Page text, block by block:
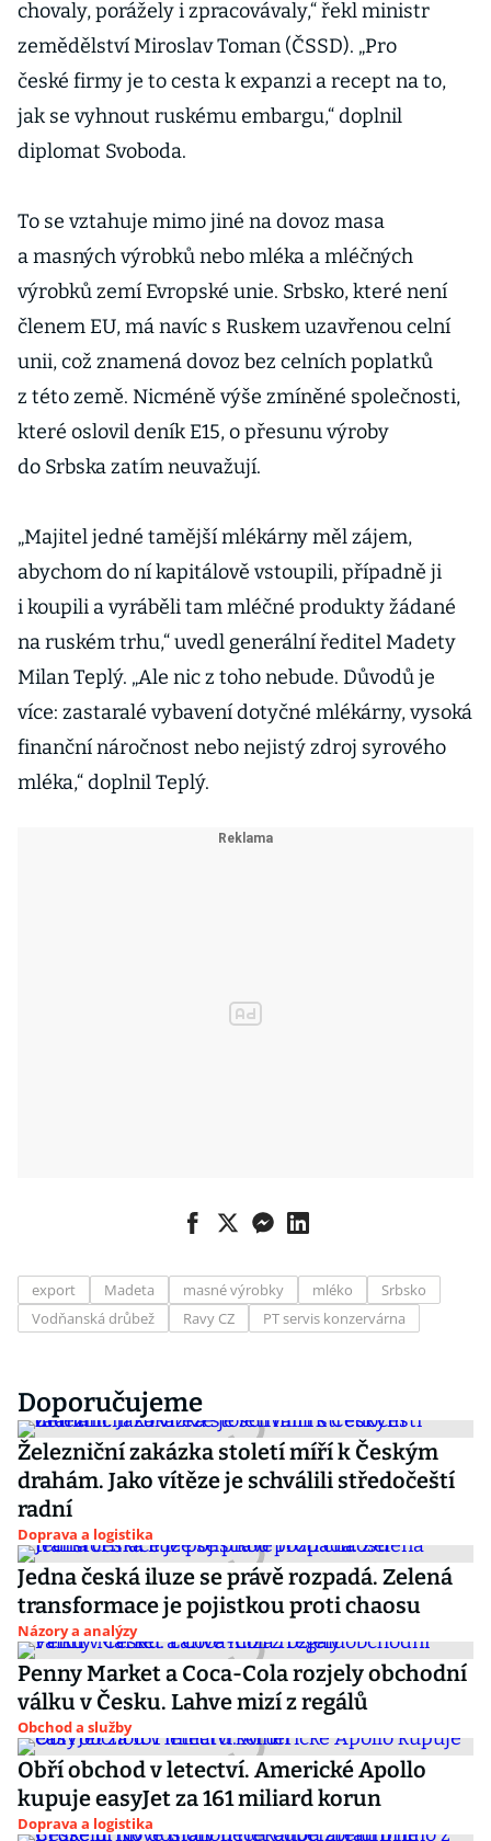
chovaly, porážely i zpracovávaly,“ řekl ministr
zemědělství Miroslav Toman (ČSSD). „Pro
české firmy je to cesta k expanzi a recept na to,
jak se vyhnout ruskému embargu,“ doplnil
diplomat Svoboda.
To se vztahuje mimo jiné na dovoz masa
a masných výrobků nebo mléka a mléčných
výrobků zemí Evropské unie. Srbsko, které není
členem EU, má navíc s Ruskem uzavřenou celní
unii, což znamená dovoz bez celních poplatků
z této země. Nicméně výše zmíněné společnosti,
které oslovil deník E15, o přesunu výroby
do Srbska zatím neuvažují.
„Majitel jedné tamější mlékárny měl zájem,
abychom do ní kapitálově vstoupili, případně ji
i koupili a vyráběli tam mléčné produkty žádané
na ruském trhu,“ uvedl generální ředitel Madety
Milan Teplý. „Ale nic z toho nebude. Důvodů je
více: zastaralé vybavení dotyčné mlékárny, vysoká
finanční náročnost nebo nejistý zdroj syrového
mléka,“ doplnil Teplý.
export Madeta masné výrobky mléko
Srbsko
Vodňanská drůbež
Ravy CZ PT servis konzervárna
Doporučujeme
Železniční zakázka století míří k Českým
drahám. Jako vítěze je schválili středočeští
radní
Doprava a logistika
Jedna česká iluze se právě rozpadá. Zelená
transformace je pojistkou proti chaosu
Názory a analýzy
Penny Market a Coca-Cola rozjely obchodní
válku v Česku. Lahve mizí z regálů
Obchod a služby
Obří obchod v letectví. Americké Apollo
kupuje easyJet za 161 miliard korun
Doprava a logistika